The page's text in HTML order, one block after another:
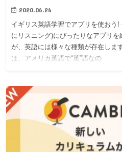
2020.06.26
イギリス英語学習でアプリを使おう
にリスニング)にぴったりなアプリ
が、英語には様々な種類が存在しま
は、アメリカ英語で“英”語なの…